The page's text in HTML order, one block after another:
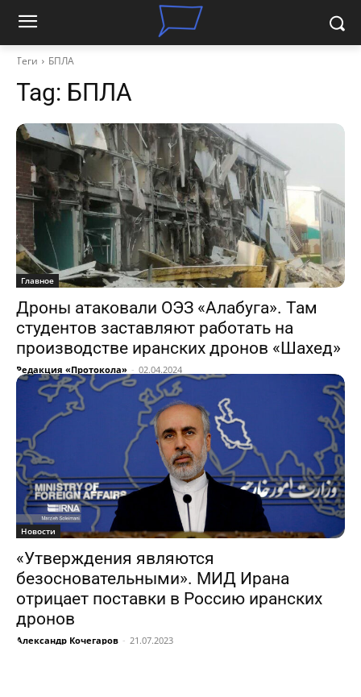
Теги БПЛА
Tag: БПЛА
Главное
Дроны атаковали ОЭЗ «Алабуга». Там
студентов заставляют работать на
производстве иранских дронов «Шахед»
Редакция «Протокола» - 02.04.2024
Новости
«Утверждения являются
безосновательными». МИД Ирана
отрицает поставки в Россию иранских
дронов
Александр Кочегаров - 21.07.2023